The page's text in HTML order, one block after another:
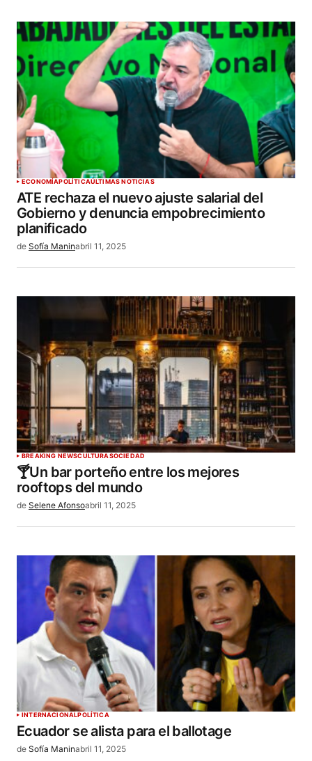
ECONOMÍAPOLÍTICAÚLTIMAS NOTICIAS
ATE rechaza el nuevo ajuste salarial del
Gobierno y denuncia empobrecimiento
planificado
de Sofía Maninabril 11, 2025
BREAKING NEWSCULTURASOCIEDAD
🍸Un bar porteño entre los mejores
rooftops del mundo​
de Selene Afonsoabril 11, 2025
INTERNACIONALPOLÍTICA
Ecuador se alista para el ballotage
de Sofía Maninabril 11, 2025